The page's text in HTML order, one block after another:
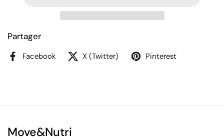
Partager
Facebook X (Twitter) Pinterest
Move&Nutri